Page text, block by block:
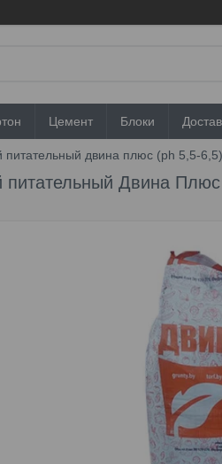
Цемент Блоки
питательный двина плюс (ph 5,5-
питательный Двина